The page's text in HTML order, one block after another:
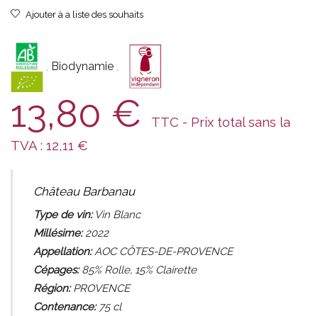
Ajouter à a liste des souhaits
, Biodynamie ,
13,80 €
TTC - Prix total sans la
TVA : 12,11 €
Château Barbanau
Type de vin:Vin Blanc
Millésime:2022
Appellation: AOC CÔTES-DE-PROVENCE
Cépages:85% Rolle, 15% Clairette
Région:PROVENCE
Contenance:75cl